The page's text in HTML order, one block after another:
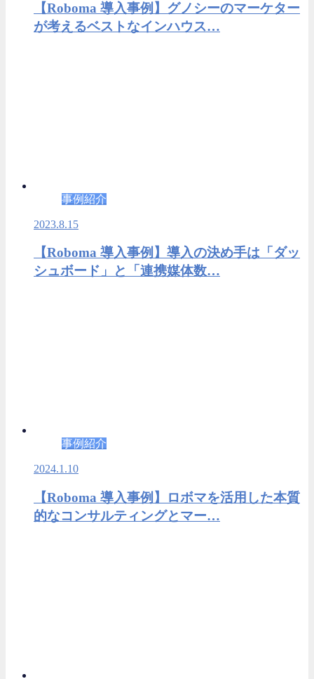
【Roboma 導入事例】グノシーのマーケター
が考えるベストなインハウス…
事例紹介
2023.8.15
【Roboma 導入事例】導入の決め手は「ダッ
シュボード」と「連携媒体数…
事例紹介
2024.1.10
【Roboma 導入事例】ロボマを活用した本質
的なコンサルティングとマー…